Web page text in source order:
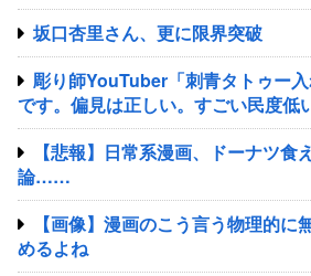
坂口杏里さん、更に限界突破
彫り師YouTuber「刺青タトゥー
です。偏見は正しい。すごい民度低
【悲報】日常系漫画、ドーナツ食
論……
【画像】漫画のこう言う物理的に
めるよね